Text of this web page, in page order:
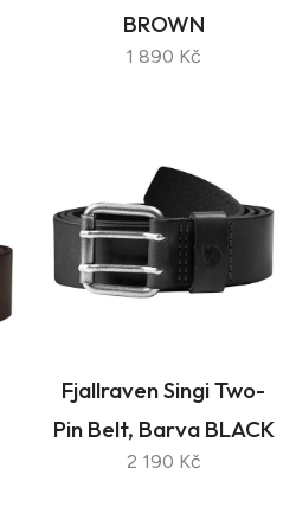
BROWN
1 890 Kč
Fjallraven Singi Two-
Pin Belt, Barva BLACK
2 190 Kč